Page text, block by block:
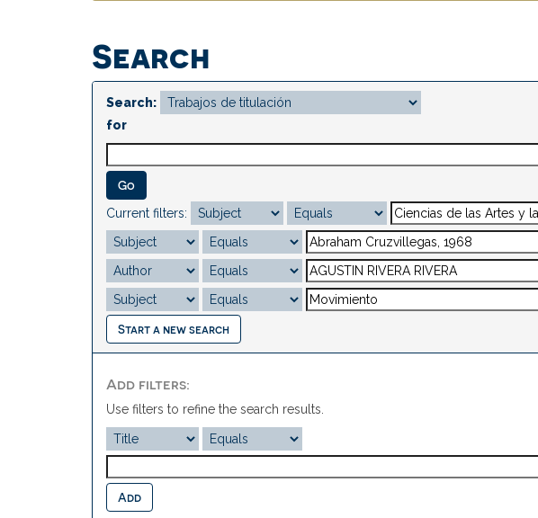
Search
Search:
for
Current filters:
Start a new search
Add filters:
Use filters to refine the search results.